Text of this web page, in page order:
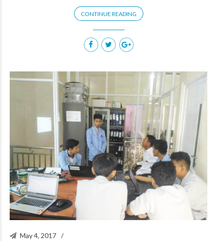
CONTINUE READING
May 4, 2017